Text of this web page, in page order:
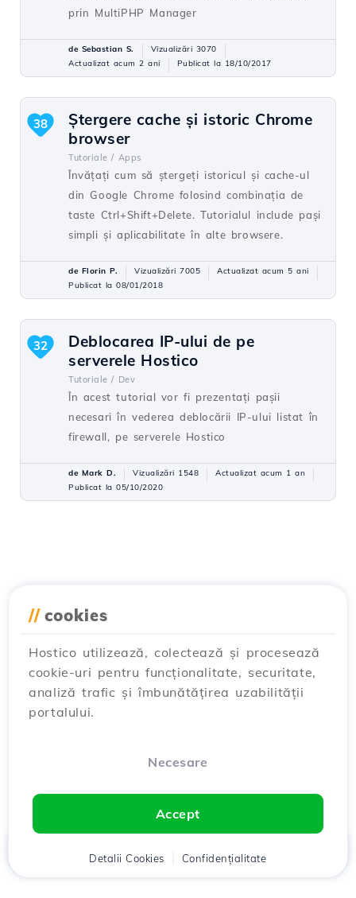
prin MultiPHP Manager
de Sebastian S.
Vizualizări 3070
Actualizat acum 2 ani
Publicat la 18/10/2017
Ștergere cache și istoric Chrome
browser
Tutoriale / Apps
Învățați cum să ștergeți istoricul și cache-ul
din Google Chrome folosind combinația de
taste Ctrl+Shift+Delete. Tutorialul include pași
simpli și aplicabilitate în alte browsere.
38
de Florin P. Vizualizări 7005
Actualizat acum 5 ani
Publicat la 08/01/2018
Deblocarea IP-ului de pe
serverele Hostico
Tutoriale / Dev
În acest tutorial vor fi prezentați pașii
necesari în vederea deblocării IP-ului listat în
firewall, pe serverele Hostico
32
de Mark D. Vizualizări 1548
Actualizat acum 1 an
Publicat la 05/10/2020
// cookies
Hostico utilizează, colectează și procesează
cookie-uri pentru funcționalitate, securitate,
analiză trafic și îmbunătățirea uzabilității
portalului.
Necesare
Accept
Detalii Cookies Confidențialitate
Client Coș Chat